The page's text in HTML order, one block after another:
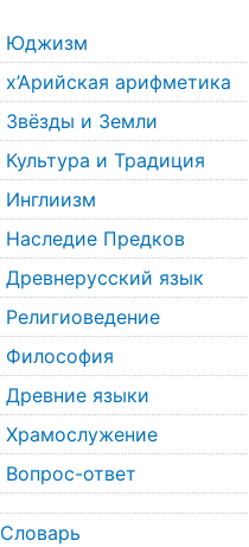
Юджизм
х’Арийская арифметика
Звёзды и Земли
Культура и Традиция
Инглиизм
Наследие Предков
Древнерусский язык
Религиоведение
Философия
Древние языки
Храмослужение
Вопрос-ответ
Словарь